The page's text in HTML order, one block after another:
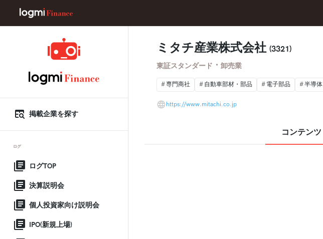
掲載企業を探す
ログ
ログTOP
決算説明会
個人投資家向け説明会
IPO(新規上場)
ミタチ産業株式会社 (3321)
東証スタンダード ・ 卸売業
専門商社 自動車部材・部品 電子部品 半導体
https://www.mitachi.co.jp
コンテンツ